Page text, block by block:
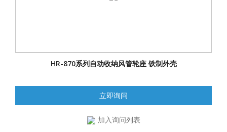
HR-870系列自动收纳风管轮座 铁制外壳
立即询问
加入询问列表